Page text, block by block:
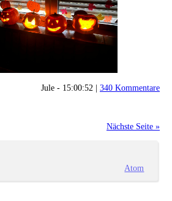
Jule - 15:00:52 | 340 Kommentare
Nächste Seite »
Atom